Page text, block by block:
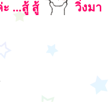
...สู้ สู้ วิ่งมา